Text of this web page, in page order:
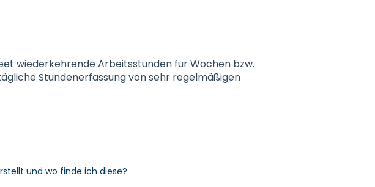
wiederkehrende Arbeitsstunden für Wochen bzw.
Stundenerfassung von sehr regelmäßigen
und wo finde ich diese?